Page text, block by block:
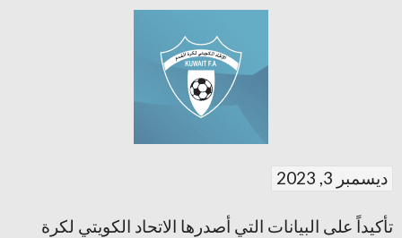
ديسمبر 3, 2023
تأكيداً على البيانات التي أصدرها الاتحاد الكويتي لكرة